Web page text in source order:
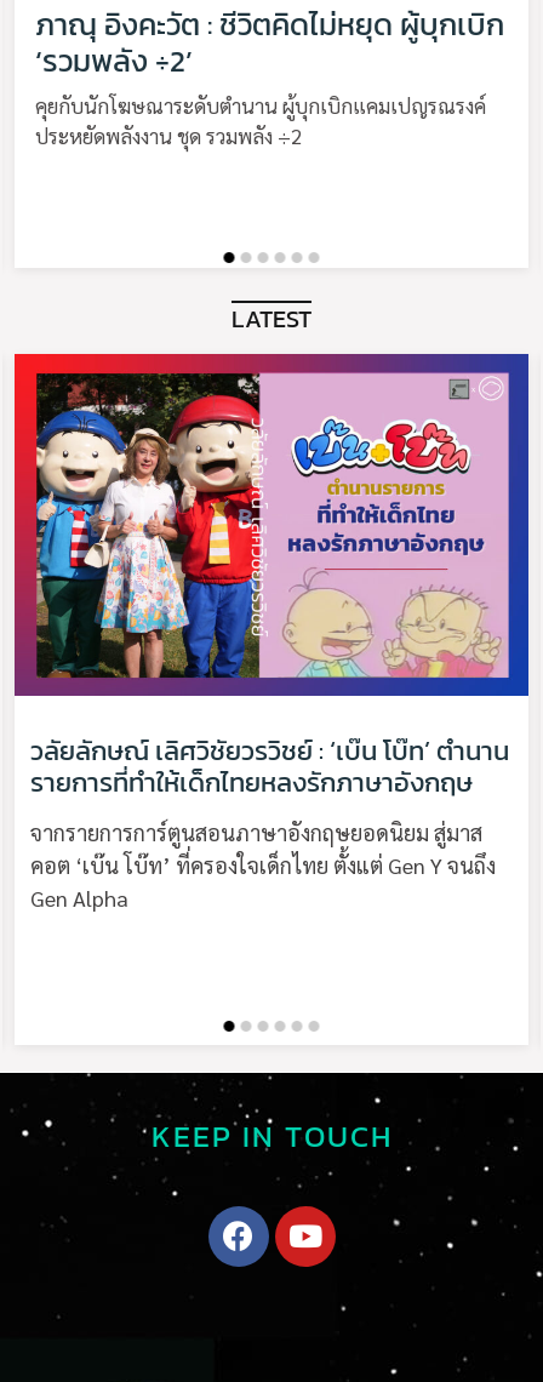
ภาณุ อิงคะวัต : ชีวิตคิดไม่หยุด ผู้บุกเบิก
‘รวมพลัง ÷2’
คุยกับนักโฆษณาระดับตำนาน ผู้บุกเบิกแคมเปญรณรงค์
ประหยัดพลังงาน ชุด รวมพลัง ÷2
LATEST
วลัยลักษณ์ เลิศวิชัยวรวิชย์ : ‘เบ๊น โบ๊ท’ ตำนาน
รายการที่ทำให้เด็กไทยหลงรักภาษาอังกฤษ
จากรายการการ์ตูนสอนภาษาอังกฤษยอดนิยม สู่มาส
คอต ‘เบ๊น โบ๊ท’ ที่ครองใจเด็กไทย ตั้งแต่ Gen Y จนถึง
Gen Alpha
KEEP IN TOUCH